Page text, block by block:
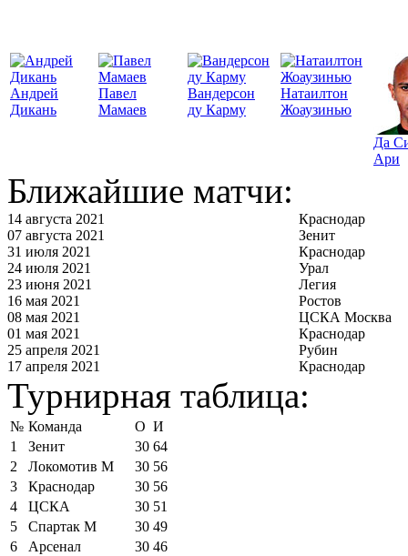
Андрей
Дикань
Павел
Мамаев
Вандерсон
ду Карму
Натаилтон
Жоаузинью
Да
Ари
Ближайшие матчи:
14 августа 2021
Краснодар
07 августа 2021
Зенит
31 июля 2021
Краснодар
24 июля 2021
Урал
23 июня 2021
Легия
16 мая 2021
Ростов
08 мая 2021
ЦСКА Москва
01 мая 2021
Краснодар
25 апреля 2021
Рубин
17 апреля 2021
Краснодар
Турнирная таблица:
№ Команда О И
1
Зенит 30 64
2
Локомотив М 30 56
3
Краснодар 30 56
4
ЦСКА 30 51
5
Спартак М 30 49
6
Арсенал 30 46